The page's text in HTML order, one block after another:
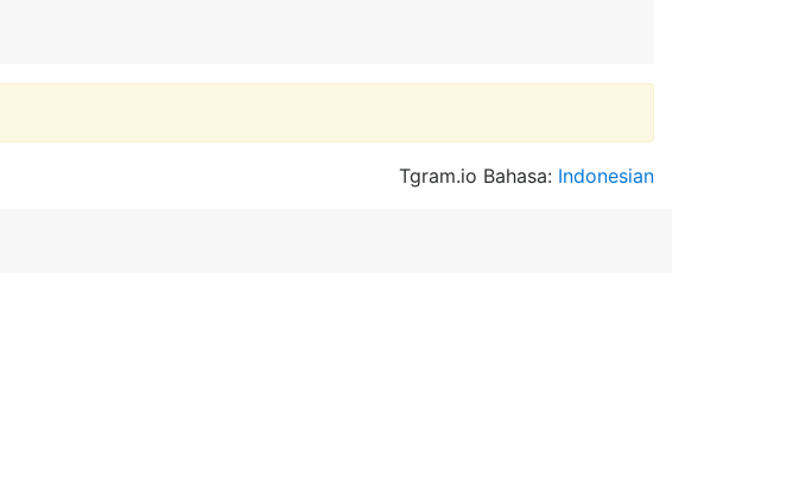
Tgram.io Bahasa: Indonesian